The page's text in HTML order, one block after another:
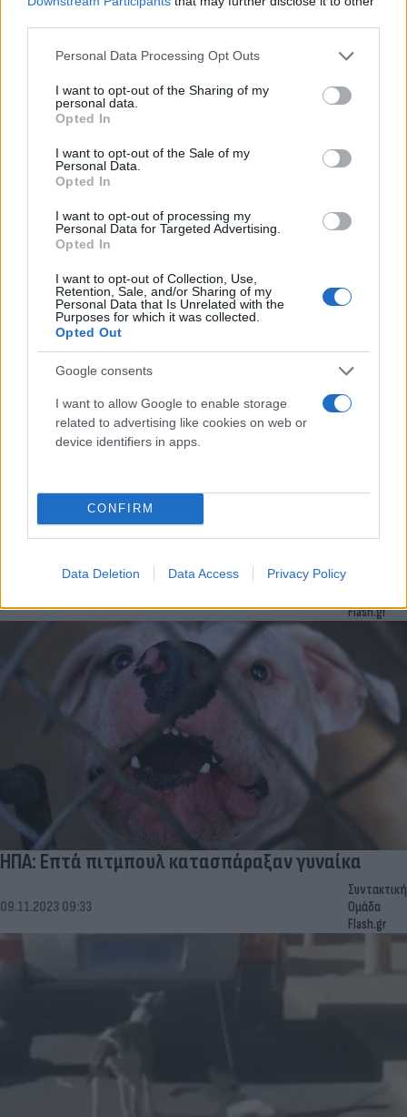
Please note that this website/app uses one or more Google
not limited to your visit or usage behaviour. You may click to
grant or deny consent to Google and its third-party tags to
use your data for below specified purposes in below Google
consent section.
Personal Data Processing Opt Outs
I want to opt-out of the Sharing of my
personal data.
Opted In
I want to opt-out of the Sale of my
Personal Data.
Opted In
I want to opt-out of processing my
Personal Data for Targeted Advertising.
Opted In
I want to opt-out of Collection, Use,
Retention, Sale, and/or Sharing of my
Personal Data that Is Unrelated with the
Purposes for which it was collected.
Opted Out
Google consents
I want to allow Google to enable storage
related to advertising like cookies on web or
device identifiers in apps.
CONFIRM
Data Deletion Data Access Privacy Policy
Συγκλονίζει ο πρώην σύζυγος της 50χρονης:
Ξεψύχησε στα χέρια του μεγάλου γιου
Αδέσποτα σκυλιά επιτέθηκαν και τραυμάτισαν
Flash.gr
ΗΠΑ: Επτά πιτμπουλ κατασπάραξαν γυναίκα
09.11.2023 09:33
Συντακτική
Ομάδα
Flash.gr